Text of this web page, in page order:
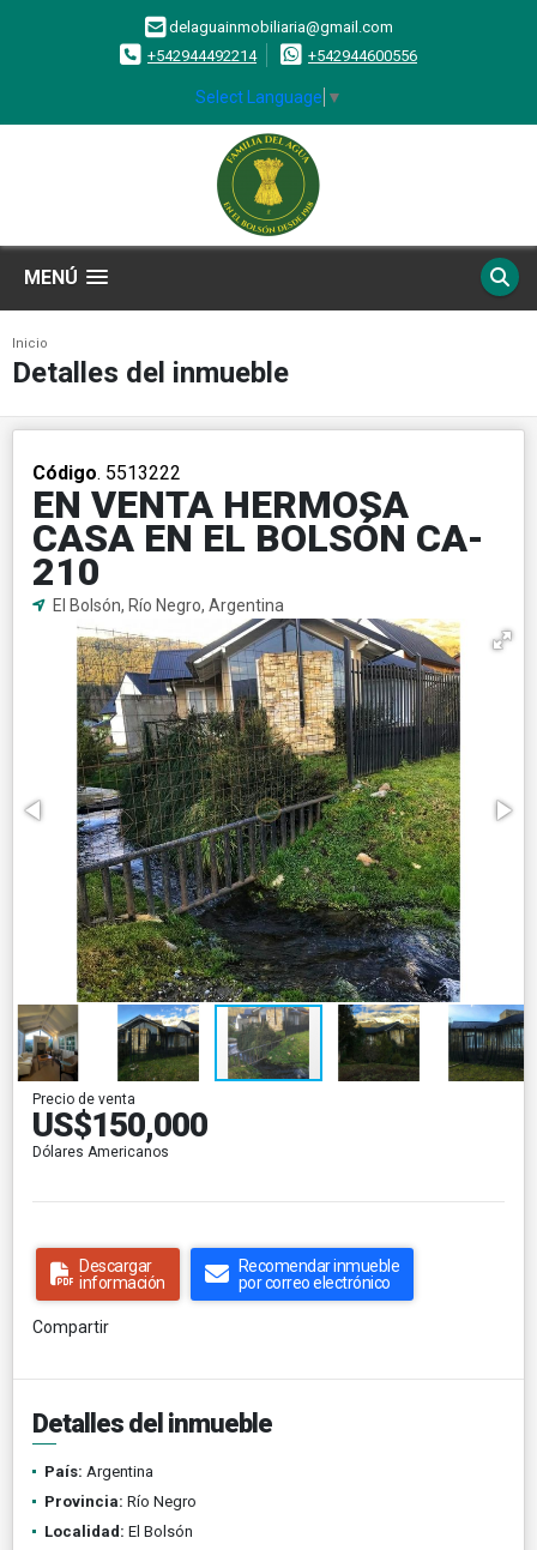
delaguainmobiliaria@gmail.com
+542944492214
+542944600556
Select Language ▼
MENÚ
Inicio
Detalles del inmueble
Código. 5513222
EN VENTA HERMOSA
CASA EN EL BOLSÓN CA-
210
El Bolsón, Río Negro, Argentina
Precio de venta
US$150,000
Dólares Americanos
Descargar
información
Recomendar inmueble
por correo electrónico
Compartir
Detalles del inmueble
País: Argentina
Provincia: Río Negro
Localidad: El Bolsón